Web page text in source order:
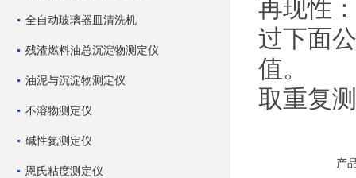
全自动玻璃器皿清洗机
残渣燃料油总沉淀物测定仪
油泥与沉淀物测定仪
不溶物测定仪
碱性氮测定仪
恩氏粘度测定仪
再现性
过下面
值。
取重复
产